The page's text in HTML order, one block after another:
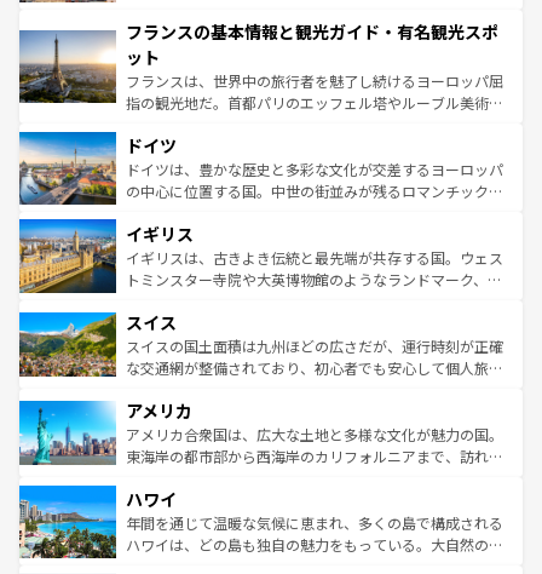
ませてくれるイタリアで、忘れられない旅をしてみよう！
なお、新着のイタリア情報は
しい。
文化が根付くこの国では、情熱的なフラメンコ、熱気あふ
れる闘牛、そして美味しいタパスが生活の一部となってい
る。首都マドリードの洗練された雰囲気や、バルセロナの
アートに溢れた街角から、地方では古代ローマ遺跡や中世
せる。地方によって風土や気候が異なるスペインはその個
性で訪れる人を魅了する。 なお、新着のスペイン情報は コ
ンテンツ一覧を参照してほしい。
フランスの基本情報と観光ガイド・有名観光スポ
ット
フランスは、世界中の旅行者を魅了し続けるヨーロッパ屈
指の観光地だ。首都パリのエッフェル塔やルーブル美術館
で、幅広い魅力が詰まっている。華麗な宮殿、歴史的な大
聖堂、美しいビーチ、そして豊かな自然が、訪れる者を心
から魅了する。また、フランスは美食の国としても知ら
いる。シャンパンの発祥地であるランス、プロヴァンスの
香り高いラベンダー畑など、多彩な楽しみ方が可能だ。さ
らに、パリ以外の地域にも魅力が溢れており、どの街角に
れる地方に足を運ぶとそれぞれで全く異なる文化を体験で
きるだろう。 なお、新着のフランス情報はコンテンツ一覧
を参照してほしい。
ドイツ
ドイツは、豊かな歴史と多彩な文化が交差するヨーロッパ
の中心に位置する国。中世の街並みが残るロマンチック街
顔を持つこの国は、どこを歩いても飽きることがない。ベ
ルリンの文化的活気、バイエルン州のアルプスの絶景、そ
してライン川沿いのワイン畑といった風景は必見。ビール
は、お酒好きな人にはぜひ体験してほしい。 なお、新着の
ドイツ情報はコンテンツ一覧を参照してほしい。
イギリス
イギリスは、古きよき伝統と最先端が共存する国。ウェス
トミンスター寺院や大英博物館のようなランドマーク、歴
リアごとに異なる魅力がある。また、優雅なアフタヌーン
ティー、ビール好きにはたまらない英国パブ、サッカー観
戦など、本場だからこそできる体験も豊富。イギリスを旅
ンツ一覧を参照してほしい。
スイス
スイスの国土面積は九州ほどの広さだが、運行時刻が正確
な交通網が整備されており、初心者でも安心して個人旅行
の建物がそのまま残る町や、スイスならではのユニークな
博物館もあり、アルプス観光だけでなく町歩きも満喫する
ことができる。国民の所得が高いため物価も高いが、旅行
ば市内交通費無料で観光を楽しむこともできる。 なお、新
着のスイス情報はコンテンツ一覧 を参照してほしい。
アメリカ
アメリカ合衆国は、広大な土地と多様な文化が魅力の国。
東海岸の都市部から西海岸のカリフォルニアまで、訪れる
のような巨大都市は、観光、ショッピング、エンターテイ
ンメントが詰まった刺激的なスポットだ。一方、アメリカ
西部には大自然が広がり、グランドキャニオンやイエロー
ハワイ
年間を通じて温暖な気候に恵まれ、多くの島で構成される
ハワイは、どの島も独自の魅力をもっている。大自然の神